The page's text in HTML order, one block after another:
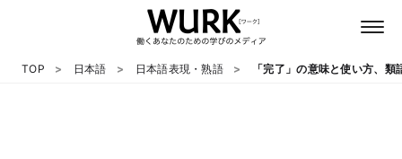
TOP 日本語 日本語表現・熟語 「完了」の意味と使い方、